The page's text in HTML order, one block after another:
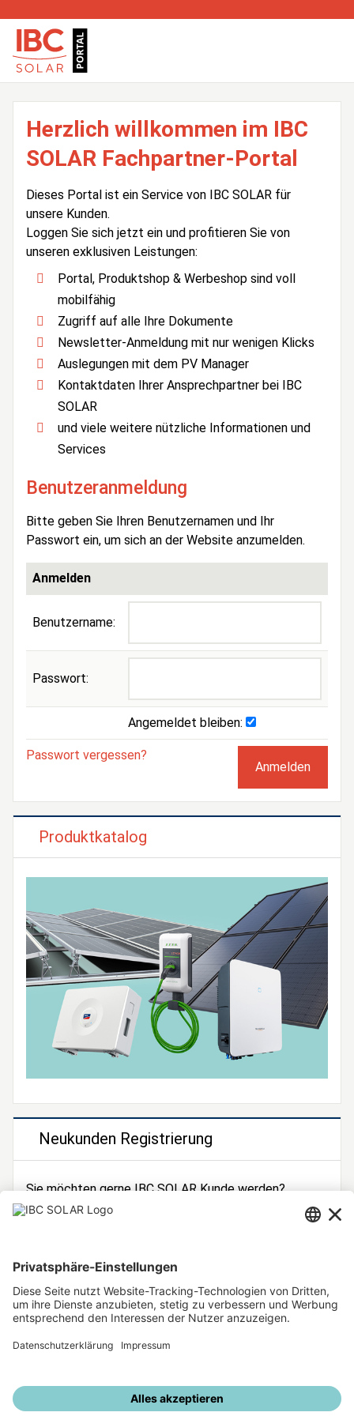
Herzlich willkommen im IBC
SOLAR Fachpartner-Portal
Dieses Portal ist ein Service von IBC SOLAR für
unsere Kunden.
Loggen Sie sich jetzt ein und profitieren Sie von
unseren exklusiven Leistungen:
Portal, Produktshop & Werbeshop sind voll
mobilfähig
Zugriff auf alle Ihre Dokumente
Newsletter-Anmeldung mit nur wenigen Klicks
Auslegungen mit dem PV Manager
Kontaktdaten Ihrer Ansprechpartner bei IBC
SOLAR
und viele weitere nützliche Informationen und
Services
Benutzeranmeldung
Bitte geben Sie Ihren Benutzernamen und Ihr
Passwort ein, um sich an der Website anzumelden.
Anmelden
Benutzername:
Passwort:
Angemeldet bleiben:
Passwort vergessen?
Produktkatalog
Neukunden Registrierung
Sie möchten gerne IBC SOLAR Kunde werden?
Dann registrieren Sie sich jetzt!
Unsere weiteren Angebote
IBC SOLAR Webseite